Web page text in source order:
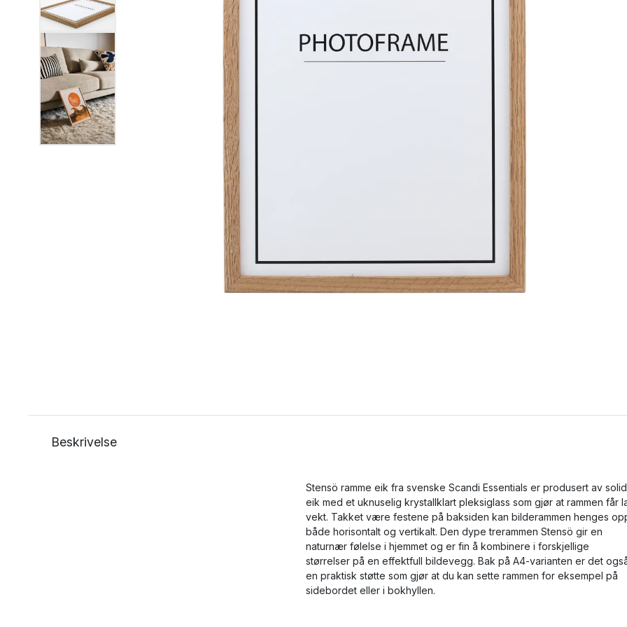
Beskrivelse
Stensö ramme eik fra svenske Scandi Essentials er produsert av solid
eik med et uknuselig krystallklart pleksiglass som gjør at rammen får
vekt. Takket være festene på baksiden kan bilderammen henges
både horisontalt og vertikalt. Den dype trerammen Stensö gir en
naturnær følelse i hjemmet og er fin å kombinere i forskjellige
størrelser på en effektfull bildevegg. Bak på A4-varianten er det
en praktisk støtte som gjør at du kan sette rammen for eksempel på
sidebordet eller i bokhyllen.